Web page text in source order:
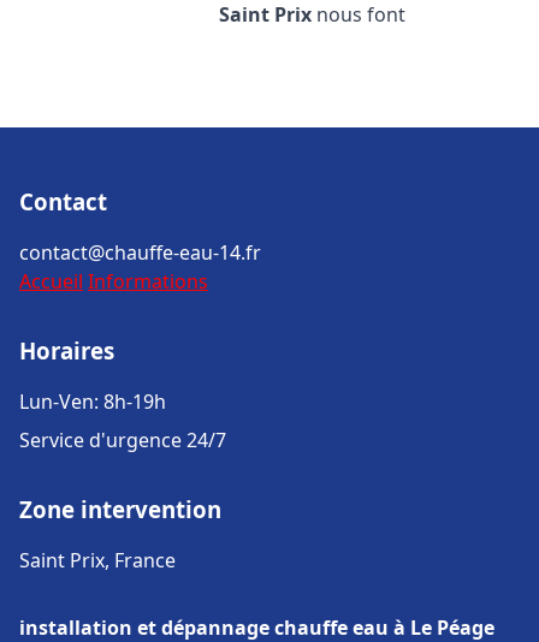
Saint Prix nous font
Contact
contact@chauffe-eau-14.fr
Accueil Informations
Horaires
Lun-Ven: 8h-19h
Service d'urgence 24/7
Zone intervention
Saint Prix, France
installation et dépannage chauffe eau à Le Péage